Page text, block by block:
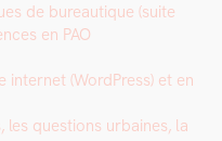
de bureau­tique (suite
en PAO
inter­net (Word­Press) et en
ques­tions urbaines, la